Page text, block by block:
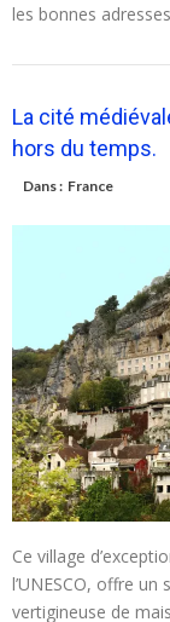
les bonnes
La cité
hors du temps.
Dans : France
Ce village
l’UNESCO, offre
vertigineuse de